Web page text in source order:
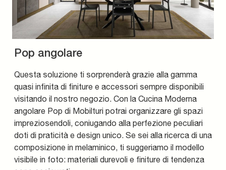
Pop angolare
Questa soluzione ti sorprenderà grazie alla gamma
quasi infinita di finiture e accessori sempre disponibili
visitando il nostro negozio. Con la Cucina Moderna
angolare Pop di Mobilturi potrai organizzare gli spazi
impreziosendoli, coniugando alla perfezione peculiari
doti di praticità e design unico. Se sei alla ricerca di una
composizione in melaminico, ti suggeriamo il modello
visibile in foto: materiali durevoli e finiture di tendenza